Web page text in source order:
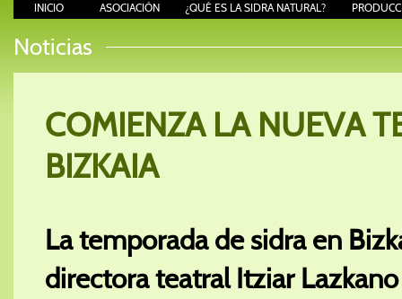
INICIO ASOCIACIÓN ¿QUÉ ES LA SIDRA NATURAL?
Noticias
COMIENZA LA NUEVA
BIZKAIA
La temporada de sidra en
directora teatral Itziar